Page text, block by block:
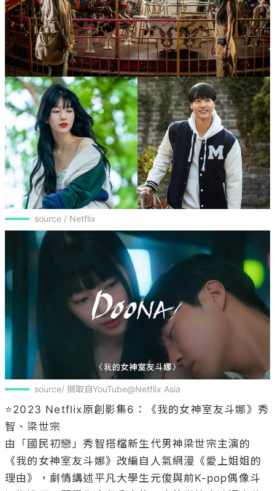
source / Netflix
source/ 擷取自YouTube@Netflix Asia
⭐2023 Netflix原創影集6：《我的女神室友斗娜》秀
智、梁世宗
由「國民初戀」秀智搭檔新生代男神梁世宗主演的
《我的女神室友斗娜》改編自人氣網漫《愛上姐姐的
理由》，劇情講述平凡大學生元俊與前K-pop偶像斗
娜搬進同一間學生合租公寓後，意外碰撞出浪漫火花
的愛情故事。女主角「斗娜」因是由擁有女團背景與
絕美外貌的秀智出演，也令許多人大讚完全是神選
角！男主角由演技精湛生動的梁世宗飾演，姊弟戀+高
顏值陣容瞬間引起討論！該劇預計將在2023年秋天播
出，喜愛浪漫愛情劇的粉絲千萬不能錯過！